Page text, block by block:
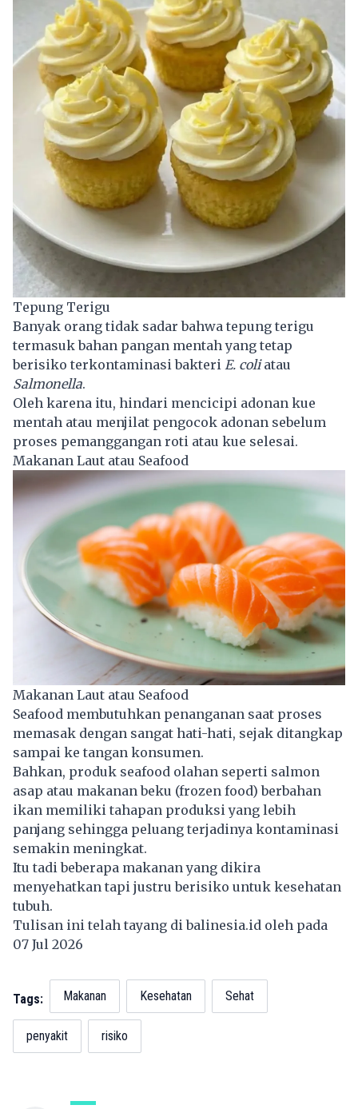
Tepung Terigu
Banyak orang tidak sadar bahwa tepung terigu
termasuk bahan pangan mentah yang tetap
berisiko terkontaminasi bakteri E. coliatau
Salmonella.
Oleh karena itu, hindari mencicipi adonan kue
mentah atau menjilat pengocok adonan sebelum
proses pemanggangan roti atau kue selesai.
Makanan Laut atau Seafood
Makanan Laut atau Seafood
Seafood membutuhkan penanganan saat proses
memasak dengan sangat hati-hati, sejak ditangkap
sampai ke tangan konsumen.
Bahkan, produk seafood olahan seperti salmon
asap atau makanan beku (frozen food) berbahan
ikan memiliki tahapan produksi yang lebih
panjang sehingga peluang terjadinya kontaminasi
semakin meningkat.
Itu tadi beberapa makanan yang dikira
menyehatkan tapi justru berisiko untuk kesehatan
tubuh.
Tulisan ini telah tayang dibalinesia.id oleh pada
07 Jul 2026
Tags: Makanan Kesehatan Sehat
penyakit risiko